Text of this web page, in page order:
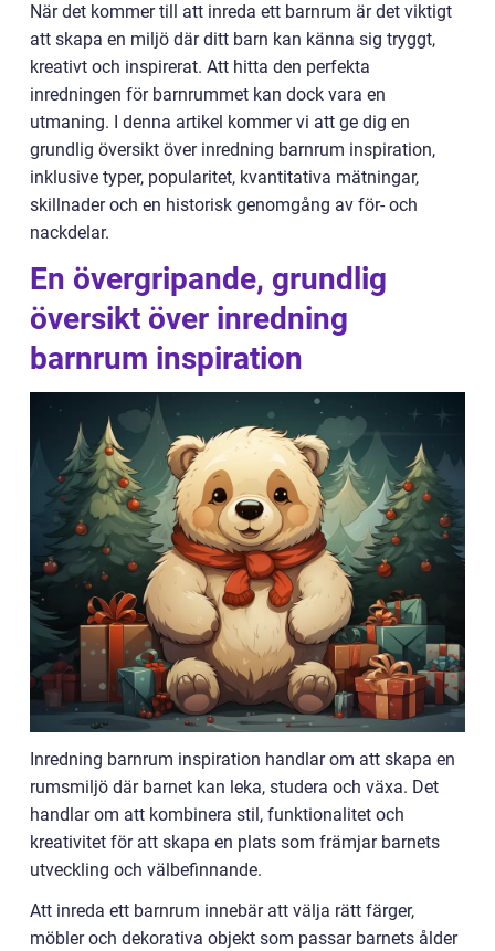
När det kommer till att inreda ett barnrum är det viktigt
att skapa en miljö där ditt barn kan känna sig tryggt,
kreativt och inspirerat. Att hitta den perfekta
inredningen för barnrummet kan dock vara en
utmaning. I denna artikel kommer vi att ge dig en
grundlig översikt över inredning barnrum inspiration,
inklusive typer, popularitet, kvantitativa mätningar,
skillnader och en historisk genomgång av för- och
nackdelar.
En övergripande, grundlig
översikt över inredning
barnrum inspiration
Inredning barnrum inspiration handlar om att skapa en
rumsmiljö där barnet kan leka, studera och växa. Det
handlar om att kombinera stil, funktionalitet och
kreativitet för att skapa en plats som främjar barnets
utveckling och välbefinnande.
Att inreda ett barnrum innebär att välja rätt färger,
möbler och dekorativa objekt som passar barnets ålder